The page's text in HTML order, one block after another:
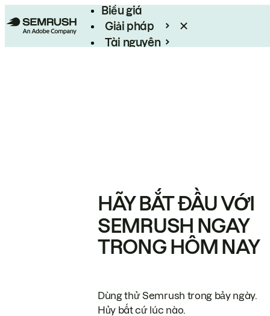
Biểu giá
Giải pháp
Tài nguyên
HÃY BẮT ĐẦU VỚI
SEMRUSH NGAY
TRONG HÔM NAY
Dùng thử Semrush trong bảy ngày.
Hủy bất cứ lúc nào.